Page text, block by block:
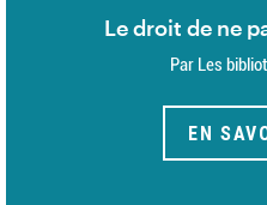
Le droit de ne
Par Les
EN